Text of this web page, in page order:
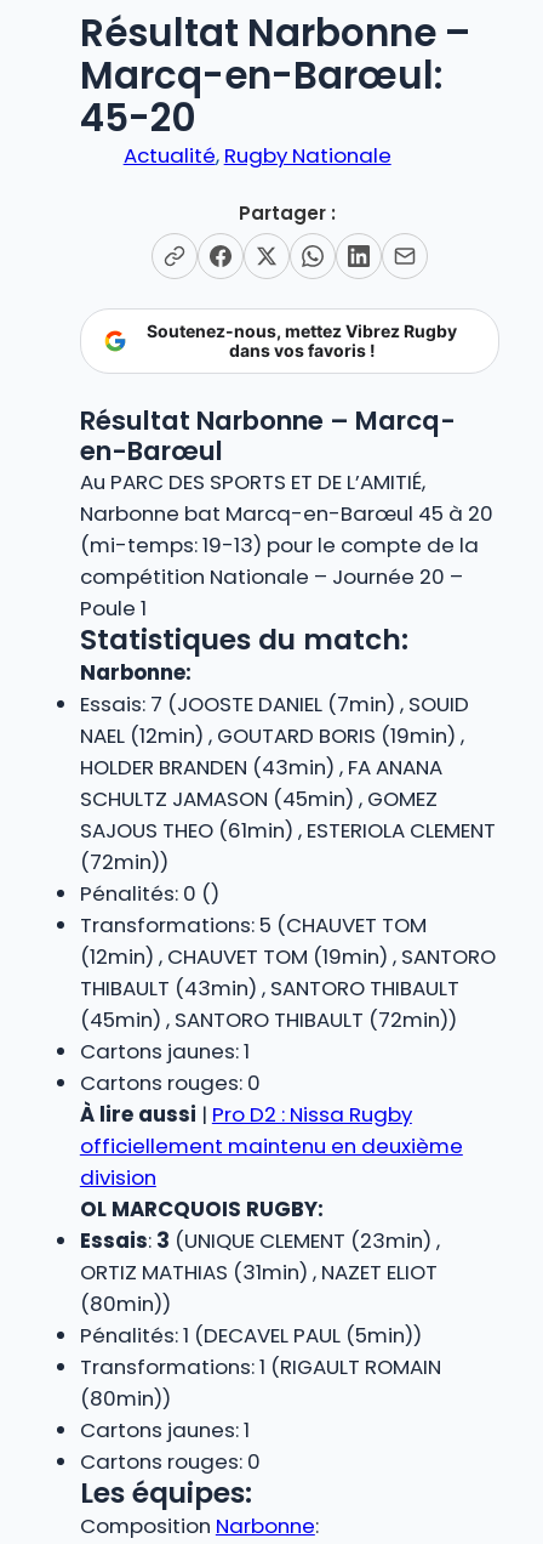
Résultat Narbonne –
Marcq-en-Barœul:
45-20
Actualité, Rugby Nationale
Partager :
Soutenez-nous, mettez Vibrez Rugby
dans vos favoris !
Résultat Narbonne – Marcq-
en-Barœul
Au PARC DES SPORTS ET DE L’AMITIÉ,
Narbonne bat Marcq-en-Barœul 45 à 20
(mi-temps: 19-13) pour le compte de la
compétition Nationale – Journée 20 –
Poule 1
Statistiques du match:
Narbonne:
Essais: 7 (JOOSTE DANIEL (7min) , SOUID
NAEL (12min) , GOUTARD BORIS (19min) ,
HOLDER BRANDEN (43min) , FA ANANA
SCHULTZ JAMASON (45min) , GOMEZ
SAJOUS THEO (61min) , ESTERIOLA CLEMENT
(72min))
Pénalités: 0 ()
Transformations: 5 (CHAUVET TOM
(12min) , CHAUVET TOM (19min) , SANTORO
THIBAULT (43min) , SANTORO THIBAULT
(45min) , SANTORO THIBAULT (72min))
Cartons jaunes: 1
Cartons rouges: 0
À lire aussi | Pro D2 : Nissa Rugby
officiellement maintenu en deuxième
division
OL MARCQUOIS RUGBY:
Essais: 3 (UNIQUE CLEMENT (23min) ,
ORTIZ MATHIAS (31min) , NAZET ELIOT
(80min))
Pénalités: 1 (DECAVEL PAUL (5min))
Transformations: 1 (RIGAULT ROMAIN
(80min))
Cartons jaunes: 1
Cartons rouges: 0
Les équipes:
Composition Narbonne: